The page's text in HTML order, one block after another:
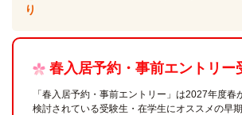
り
春入居予約・事前エントリー
「春入居予約・事前エントリー」は2027年度春
検討されている受験生・在学生にオススメの早